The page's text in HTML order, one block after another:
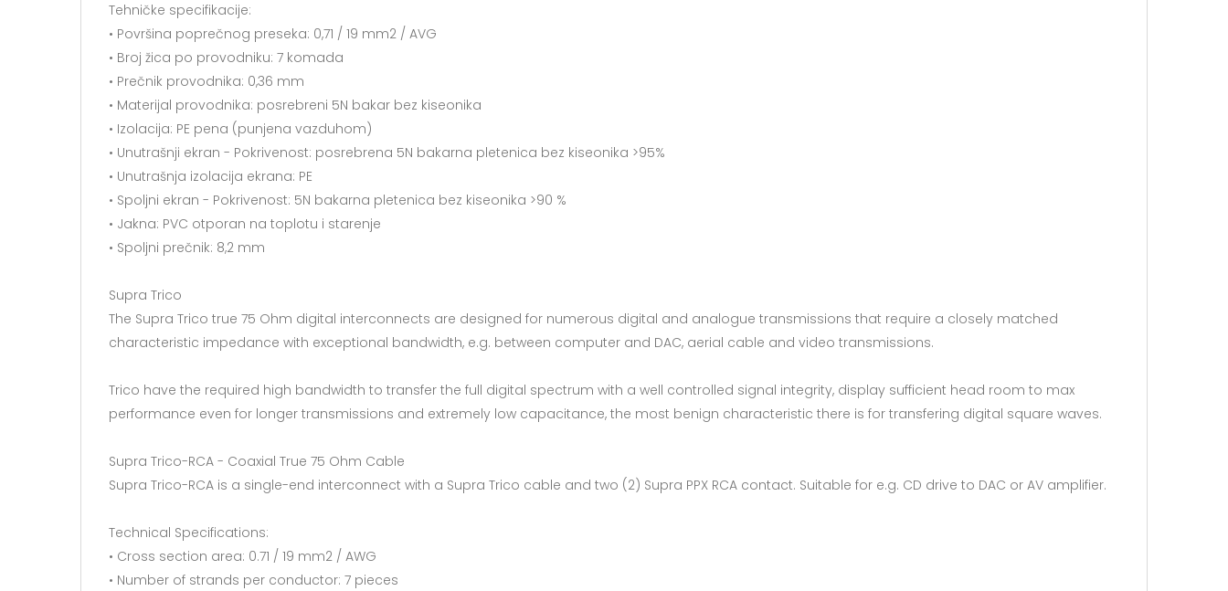
Tehničke specifikacije:
• Površina poprečnog preseka: 0,71 / 19 mm2 / AVG
• Broj žica po provodniku: 7 komada
• Prečnik provodnika: 0,36 mm
• Materijal provodnika: posrebreni 5N bakar bez kiseonika
• Izolacija: PE pena (punjena vazduhom)
• Unutrašnji ekran - Pokrivenost: posrebrena 5N bakarna pletenica bez kiseonika >95%
• Unutrašnja izolacija ekrana: PE
• Spoljni ekran - Pokrivenost: 5N bakarna pletenica bez kiseonika >90 %
• Jakna: PVC otporan na toplotu i starenje
• Spoljni prečnik: 8,2 mm
Supra Trico
The Supra Trico true 75 Ohm digital interconnects are designed for numerous digital and analogue transmissions that require a closely matched
characteristic impedance with exceptional bandwidth, e.g. between computer and DAC, aerial cable and video transmissions.
Trico have the required high bandwidth to transfer the full digital spectrum with a well controlled signal integrity, display sufficient head room to max
performance even for longer transmissions and extremely low capacitance, the most benign characteristic there is for transfering digital square waves.
Supra Trico-RCA - Coaxial True 75 Ohm Cable
Supra Trico-RCA is a single-end interconnect with a Supra Trico cable and two (2) Supra PPX RCA contact. Suitable for e.g. CD drive to DAC or AV amplifier.
Technical Specifications:
• Cross section area: 0.71 / 19 mm2 / AWG
• Number of strands per conductor: 7 pieces